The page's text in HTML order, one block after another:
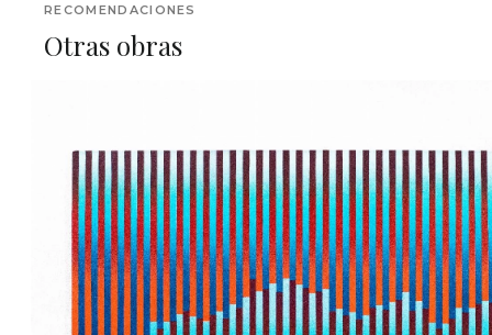
RECOMENDACIONES
Otras obras